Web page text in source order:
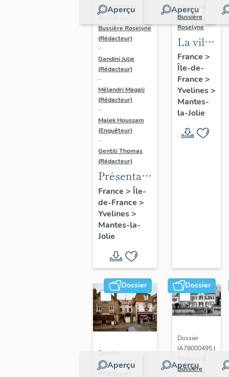
Aperçu
IA78002272 |
Bussière Roselyne
(Rédacteur)
-
Gandini Julie
(Rédacteur)
-
Mélandri Magali
(Rédacteur)
-
Malek Houssam
(Enquêteur)
-
Gentili Thomas
(Rédacteur)
Présentation
de l'étude
France > Île-
de-France >
Yvelines>
Mantes-la-
Jolie
Aperçu
Réalisé par
Bussière
Roselyne
La ville
de
Mantes-
la-Jolie
France >
Île-de-
France >
Yvelines>
Mantes-
la-Jolie
Dossier
Aperçu
Dossier
IA78000985 |
Dossier
Aperçu
Dossier
IA78000495 |
Bussière